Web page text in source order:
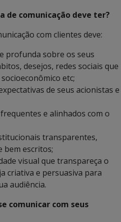
de comunicação deve ter?
com clientes deve:
profunda sobre os seus
desejos, redes sociais que
etc;
de seus acionistas e
e alinhados com o
transparentes,
bem escritos;
visual que transpareça o
criativa e persuasiva para
audiência.
comunicar com seus